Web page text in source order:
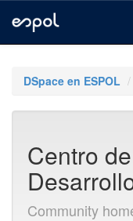
navigationDSpace en ESPOL
Centro
Community